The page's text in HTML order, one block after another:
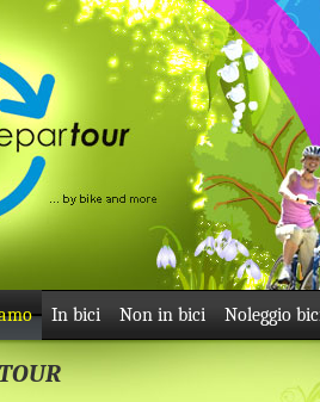
In bici
In bici
Non in bici
Non in bici
Noleggio